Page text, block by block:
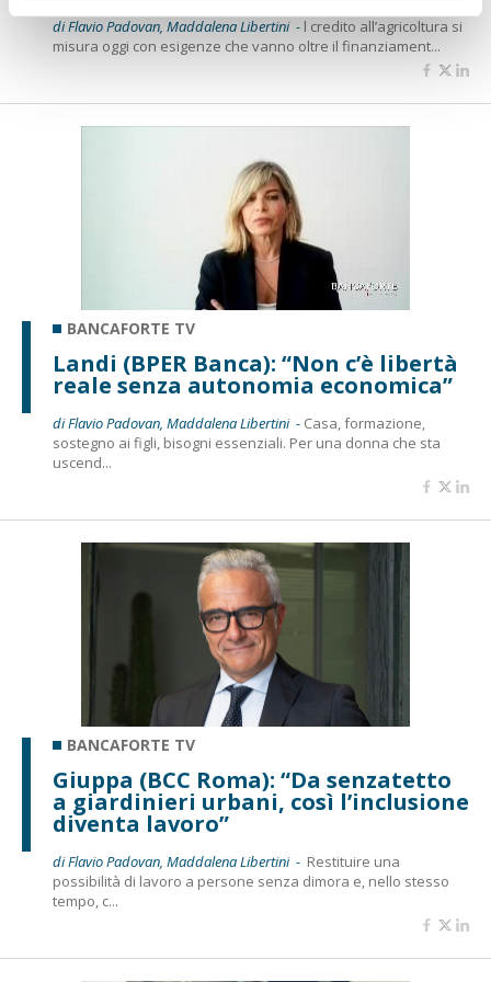
di Flavio Padovan, Maddalena Libertini - l credito all’agricoltura si
misura oggi con esigenze che vanno oltre il finanziament...
BANCAFORTE TV
Landi (BPER Banca): “Non c’è libertà
reale senza autonomia economica”
di Flavio Padovan, Maddalena Libertini - Casa, formazione,
sostegno ai figli, bisogni essenziali. Per una donna che sta
uscend...
BANCAFORTE TV
Giuppa (BCC Roma): “Da senzatetto
a giardinieri urbani, così l’inclusione
diventa lavoro”
di Flavio Padovan, Maddalena Libertini - Restituire una
possibilità di lavoro a persone senza dimora e, nello stesso
tempo, c...